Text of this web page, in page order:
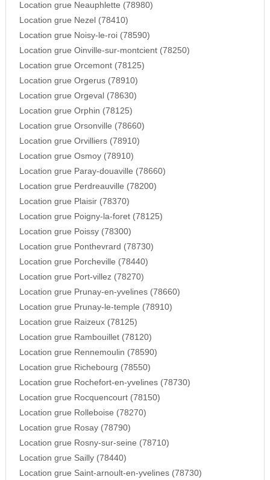
Location grue Neauphlette (78980)
Location grue Nezel (78410)
Location grue Noisy-le-roi (78590)
Location grue Oinville-sur-montcient (78250)
Location grue Orcemont (78125)
Location grue Orgerus (78910)
Location grue Orgeval (78630)
Location grue Orphin (78125)
Location grue Orsonville (78660)
Location grue Orvilliers (78910)
Location grue Osmoy (78910)
Location grue Paray-douaville (78660)
Location grue Perdreauville (78200)
Location grue Plaisir (78370)
Location grue Poigny-la-foret (78125)
Location grue Poissy (78300)
Location grue Ponthevrard (78730)
Location grue Porcheville (78440)
Location grue Port-villez (78270)
Location grue Prunay-en-yvelines (78660)
Location grue Prunay-le-temple (78910)
Location grue Raizeux (78125)
Location grue Rambouillet (78120)
Location grue Rennemoulin (78590)
Location grue Richebourg (78550)
Location grue Rochefort-en-yvelines (78730)
Location grue Rocquencourt (78150)
Location grue Rolleboise (78270)
Location grue Rosay (78790)
Location grue Rosny-sur-seine (78710)
Location grue Sailly (78440)
Location grue Saint-arnoult-en-yvelines (78730)